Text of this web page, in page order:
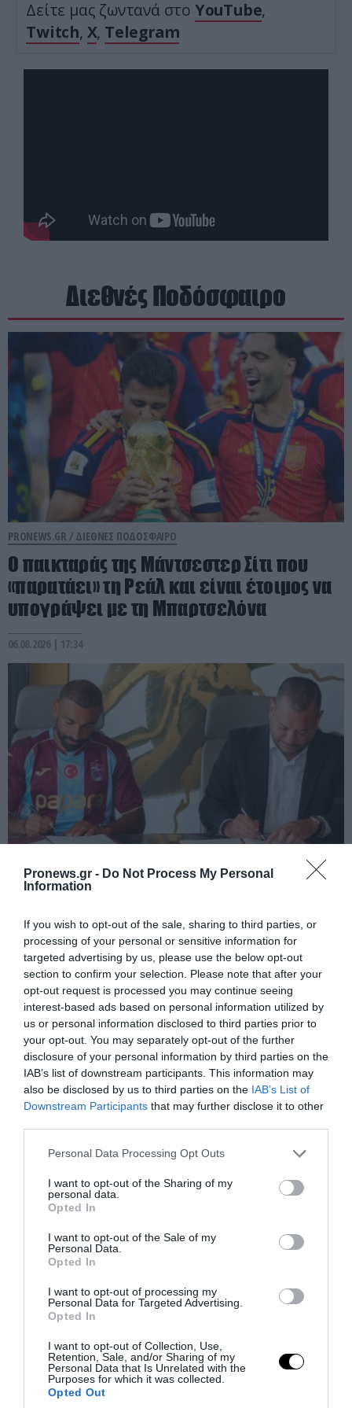
Pronews.gr - Do Not Process My Personal
Information
If you wish to opt-out of the sale, sharing to third parties, or
processing of your personal or sensitive information for
targeted advertising by us, please use the below opt-out
section to confirm your selection. Please note that after your
opt-out request is processed you may continue seeing
interest-based ads based on personal information utilized by
us or personal information disclosed to third parties prior to
your opt-out. You may separately opt-out of the further
disclosure of your personal information by third parties on the
IAB’s list of downstream participants. This information may
also be disclosed by us to third parties on the IAB’s List of
Downstream Participants that may further disclose it to other
Please note that this website/app uses one or more Google
not limited to your visit or usage behaviour. You may click to
grant or deny consent to Google and its third-party tags to
use your data for below specified purposes in below Google
consent section.
Personal Data Processing Opt Outs
I want to opt-out of the Sharing of my
personal data.
Opted In
I want to opt-out of the Sale of my
Personal Data.
Opted In
I want to opt-out of processing my
Personal Data for Targeted Advertising.
Opted In
I want to opt-out of Collection, Use,
Retention, Sale, and/or Sharing of my
Personal Data that Is Unrelated with the
Purposes for which it was collected.
Opted Out
Δείτε μας ζωντανά στο YouTube,
Twitch, X, Telegram
Διεθνές Ποδόσφαιρο
PRONEWS.GR / ΔΙΕΘΝΕΣ ΠΟΔΟΣΦΑΙΡΟ
Ο παικταράς της Μάντσεστερ Σίτι που
«παρατάει» τη Ρεάλ και είναι έτοιμος να
υπογράψει με τη Μπαρτσελόνα
06.08.2026 | 17:34
PRONEWS.GR / ΔΙΕΘΝΕΣ ΠΟΔΟΣΦΑΙΡΟ
Επίσημη η «βόμβα» της Τράμπζονσπορ με
Μ.Σαλάχ – Υπέγραψε για δύο χρόνια
06.08.2026 | 16:46
PRONEWS.GR / ΔΙΕΘΝΕΣ ΠΟΔΟΣΦΑΙΡΟ
Ο Παναθηναϊκός μετέτρεψε σε… τελικό
05.08.2026 | 23:53